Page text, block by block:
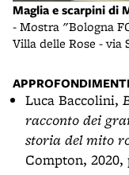
Maglia e scarpini di
- Mostra "Bologna
Villa delle Rose - via
APPROFONDIMENTI
Luca Baccolini,
racconto dei
storia del mito
Compton, 2020,